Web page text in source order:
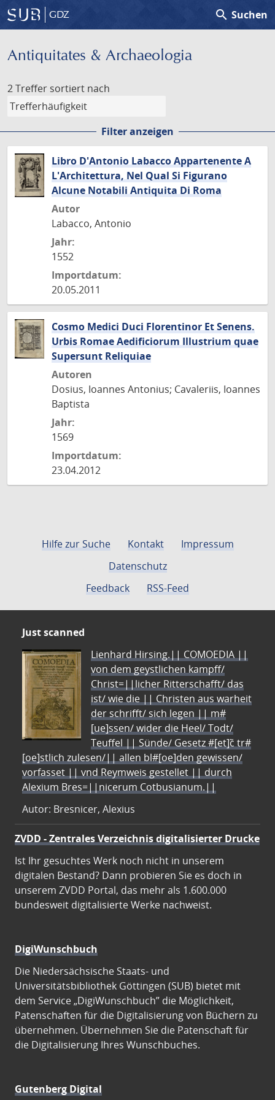
GDZ search Suchen
Antiquitates & Archaeologia
2 Treffer sortiert nach
Filter anzeigen
Libro D'Antonio Labacco Appartenente A
L'Architettura, Nel Qual Si Figurano
Alcune Notabili Antiquita Di Roma
Autor
Labacco, Antonio
Jahr:
1552
Importdatum:
20.05.2011
Cosmo Medici Duci Florentinor Et Senens.
Urbis Romae Aedificiorum Illustrium quae
Supersunt Reliquiae
Autoren
Dosius, Ioannes Antonius; Cavaleriis, Ioannes
Baptista
Jahr:
1569
Importdatum:
23.04.2012
Hilfe zur Suche Kontakt
Impressum
Datenschutz
Feedback
RSS-Feed
Just scanned
Lienhard Hirsing.|| COMOEDIA ||
von dem geystlichen kampff/
Christ=||licher Ritterschafft/ das
ist/ wie die || Christen aus warheit
der schrifft/ sich legen || m#
[ue]ssen/ wider die Heel/ Todt/
Teuffel || Sünde/ Gesetz #[et]c̃ tr#
[oe]stlich zulesen/|| allen bl#[oe]den gewissen/
vorfasset || vnd Reymweis gestellet || durch
Alexium Bres=||nicerum Cotbusianum.||
Autor: Bresnicer, Alexius
ZVDD - Zentrales Verzeichnis digitalisierter Drucke
Ist Ihr gesuchtes Werk noch nicht in unserem
digitalen Bestand? Dann probieren Sie es doch in
unserem ZVDD Portal, das mehr als 1.600.000
bundesweit digitalisierte Werke nachweist.
DigiWunschbuch
Die Niedersächsische Staats- und
Universitätsbibliothek Göttingen (SUB) bietet mit
dem Service „DigiWunschbuch” die Möglichkeit,
Patenschaften für die Digitalisierung von Büchern zu
übernehmen. Übernehmen Sie die Patenschaft für
die Digitalisierung Ihres Wunschbuches.
Gutenberg Digital